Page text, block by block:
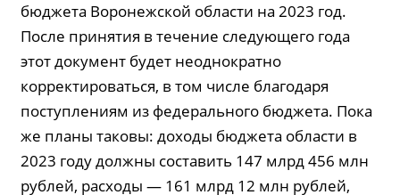
бюджета Воронежской области на 2023 год.
После принятия в течение следующего года
этот документ будет неоднократно
корректироваться, в том числе благодаря
поступлениям из федерального бюджета. Пока
же планы таковы: доходы бюджета области в
2023 году должны составить 147 млрд 456 млн
рублей, расходы — 161 млрд 12 млн рублей,